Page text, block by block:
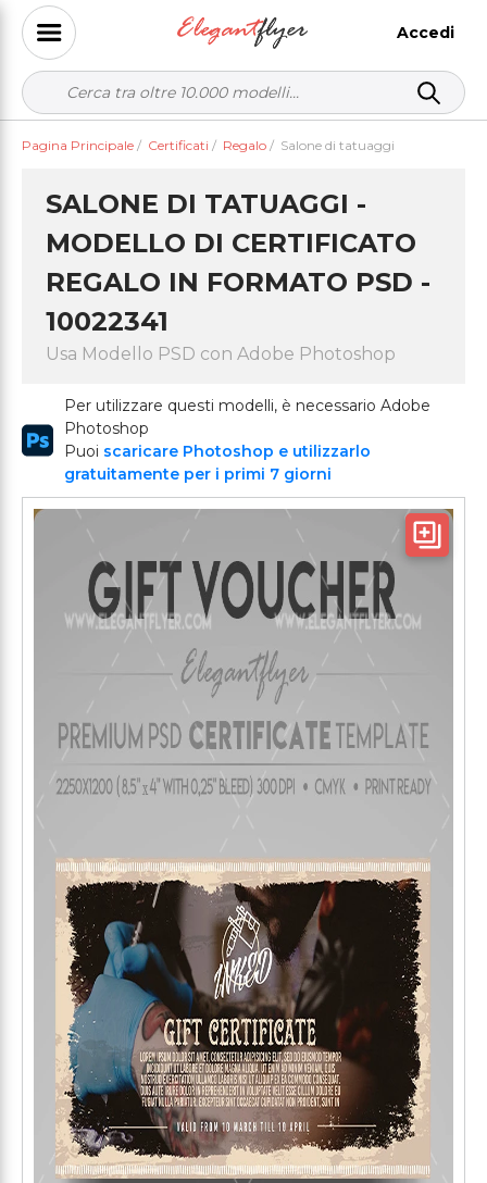
Accedi
Pagina Principale / Certificati / Regalo / Salone di tatuaggi
SALONE DI TATUAGGI -
MODELLO DI CERTIFICATO
REGALO IN FORMATO PSD -
10022341
Usa Modello PSD con Adobe Photoshop
Per utilizzare questi modelli, è necessario Adobe
Photoshop
Puoi scaricare Photoshop e utilizzarlo
gratuitamente per i primi 7 giorni